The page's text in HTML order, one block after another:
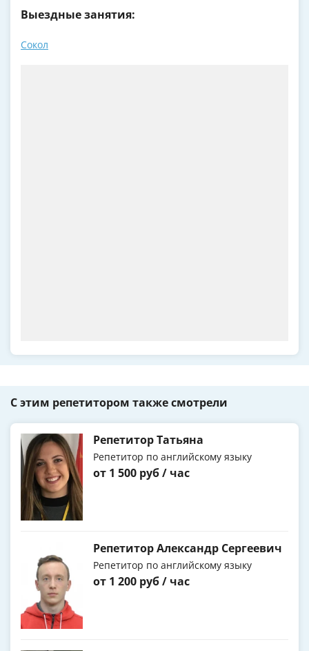
Выездные занятия:
Сокол
С этим репетитором также смотрели
Репетитор Татьяна
Репетитор по английскому языку
от 1 500 руб / час
Репетитор Александр Сергеевич
Репетитор по английскому языку
от 1 200 руб / час